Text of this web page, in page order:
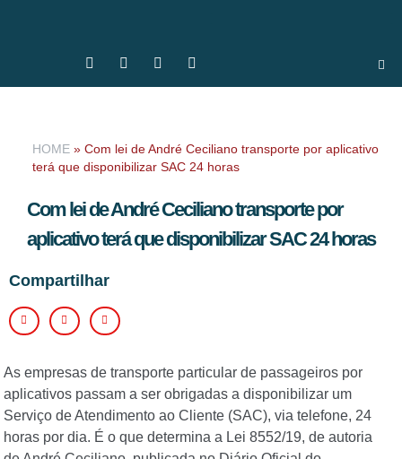
HOME » Com lei de André Ceciliano transporte por aplicativo
terá que disponibilizar SAC 24 horas
Com lei de André Ceciliano transporte por
aplicativo terá que disponibilizar SAC 24 horas
Compartilhar
As empresas de transporte particular de passageiros por
aplicativos passam a ser obrigadas a disponibilizar um
Serviço de Atendimento ao Cliente (SAC), via telefone, 24
horas por dia. É o que determina a Lei 8552/19, de autoria